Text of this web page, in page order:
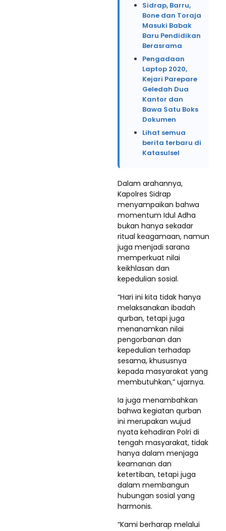
Sidrap, Barru,
Bone dan Toraja
Masuki Babak
Baru Pendidikan
Berasrama
Pengadaan
Laptop 2020,
Kejari Parepare
Geledah Dua
Kantor dan
Bawa Satu Boks
Dokumen
Lihat semua
berita terbaru di
Katasulsel
Dalam arahannya,
Kapolres Sidrap
menyampaikan bahwa
momentum Idul Adha
bukan hanya sekadar
ritual keagamaan, namun
juga menjadi sarana
memperkuat nilai
keikhlasan dan
kepedulian sosial.
“Hari ini kita tidak hanya
melaksanakan ibadah
qurban, tetapi juga
menanamkan nilai
pengorbanan dan
kepedulian terhadap
sesama, khususnya
kepada masyarakat yang
membutuhkan,” ujarnya.
Ia juga menambahkan
bahwa kegiatan qurban
ini merupakan wujud
nyata kehadiran Polri di
tengah masyarakat, tidak
hanya dalam menjaga
keamanan dan
ketertiban, tetapi juga
dalam membangun
hubungan sosial yang
harmonis.
“Kami berharap melalui